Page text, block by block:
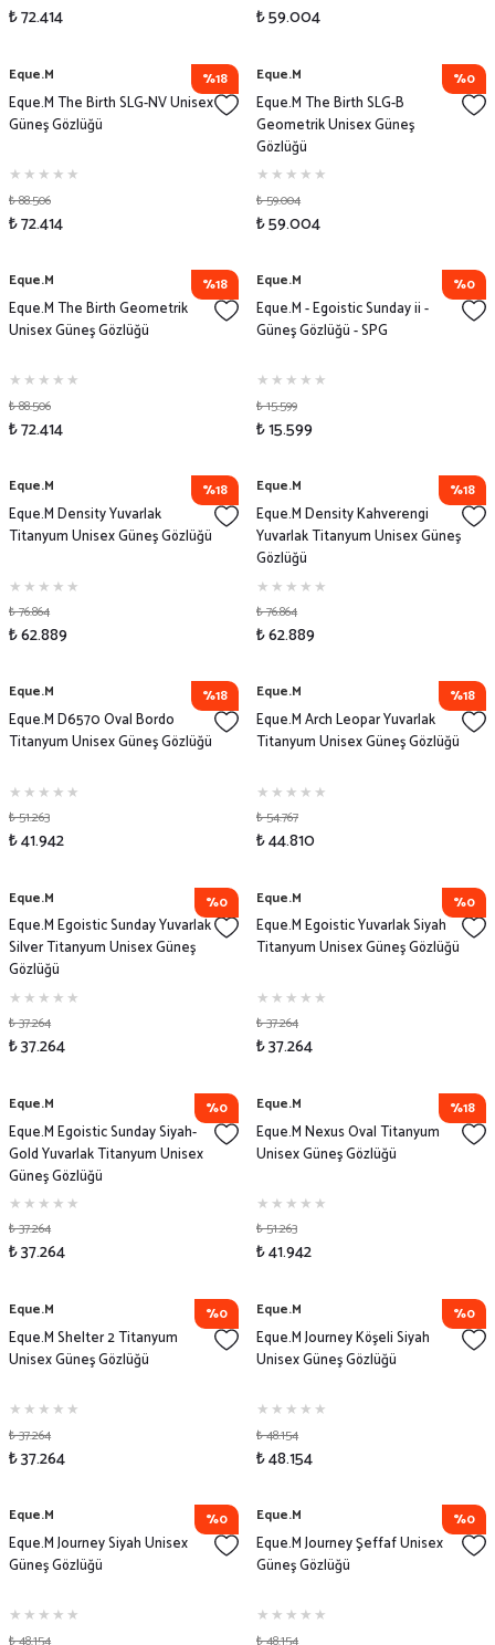
₺ 72.414 ₺ 59.004
%18
Eque.M
Eque.M The Birth SLG-NV Unisex
Güneş Gözlüğü
₺ 88.506
₺ 72.414
%0
Eque.M
Eque.M The Birth SLG-B
Geometrik Unisex Güneş
Gözlüğü
₺ 59.004
₺ 59.004
%18
Eque.M
Eque.M The Birth Geometrik
Unisex Güneş Gözlüğü
₺ 88.506
₺ 72.414
%0
Eque.M
Eque.M - Egoistic Sunday ii -
Güneş Gözlüğü - SPG
₺ 15.599
₺ 15.599
%18
Eque.M
Eque.M Density Yuvarlak
Titanyum Unisex Güneş Gözlüğü
₺ 76.864
₺ 62.889
%18
Eque.M
Eque.M Density Kahverengi
Yuvarlak Titanyum Unisex Güneş
Gözlüğü
₺ 76.864
₺ 62.889
%18
Eque.M
Eque.M D6570 Oval Bordo
Titanyum Unisex Güneş Gözlüğü
₺ 51.263
₺ 41.942
%18
Eque.M
Eque.M Arch Leopar Yuvarlak
Titanyum Unisex Güneş Gözlüğü
₺ 54.767
₺ 44.810
%0
Eque.M
Eque.M Egoistic Sunday Yuvarlak
Silver Titanyum Unisex Güneş
Gözlüğü
₺ 37.264
₺ 37.264
%0
Eque.M
Eque.M Egoistic Yuvarlak Siyah
Titanyum Unisex Güneş Gözlüğü
₺ 37.264
₺ 37.264
%0
Eque.M
Eque.M Egoistic Sunday Siyah-
Gold Yuvarlak Titanyum Unisex
Güneş Gözlüğü
₺ 37.264
₺ 37.264
%18
Eque.M
Eque.M Nexus Oval Titanyum
Unisex Güneş Gözlüğü
₺ 51.263
₺ 41.942
%0
Eque.M
Eque.M Shelter 2 Titanyum
Unisex Güneş Gözlüğü
₺ 37.264
₺ 37.264
%0
Eque.M
Eque.M Journey Köşeli Siyah
Unisex Güneş Gözlüğü
₺ 48.154
₺ 48.154
%0
Eque.M
Eque.M Journey Siyah Unisex
Güneş Gözlüğü
%0
Eque.M
Eque.M Journey Şeffaf Unisex
Güneş Gözlüğü